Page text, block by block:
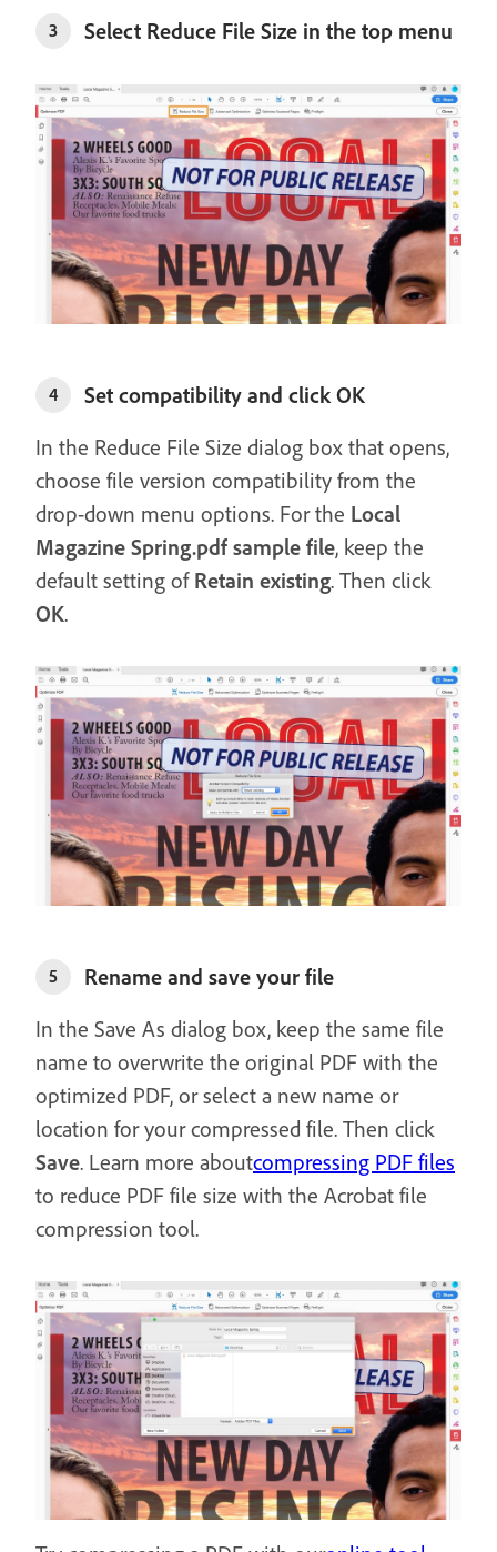
3 Select Reduce File Size in the top menu
4
Set compatibility and click OK
In the Reduce File Size dialog box that opens,
choose file version compatibility from the
drop-down menu options. For the Local
Magazine Spring.pdf sample file, keep the
default setting of Retain existing. Then click
OK.
5
Rename and save your file
In the Save As dialog box, keep the same file
name to overwrite the original PDF with the
optimized PDF, or select a new name or
location for your compressed file. Then click
Save. Learn more aboutcompressing PDF files
to reduce PDF file size with the Acrobat file
compression tool.